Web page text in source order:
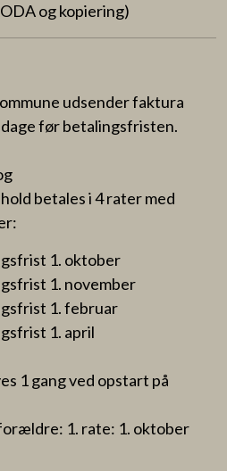
og kopiering)
udsender faktura
før betalingsfristen.
betales i 4 rater med
1. oktober
1. november
1. februar
1. april
1 gang ved opstart på
1. rate: 1. oktober